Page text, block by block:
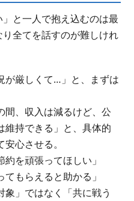
」と一人で抱え込むのは最
全てを話すのが難しけれ
が厳しくて…」と、まずは
間、収入は減るけど、公
維持できる」と、具体的
心させる。
約を頑張ってほしい」
てもらえると助かる」
象」ではなく「共に戦う